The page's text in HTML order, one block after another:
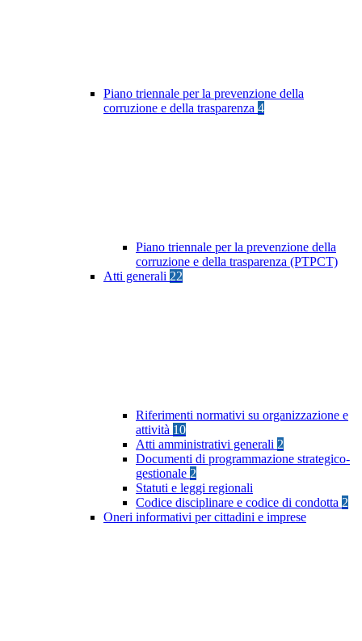
Piano triennale per la prevenzione della
corruzione e della trasparenza 4
Piano triennale per la prevenzione della
corruzione e della trasparenza (PTPCT)
Atti generali 22
Riferimenti normativi su organizzazione e
attività 10
Atti amministrativi generali 2
Documenti di programmazione strategico-
gestionale 2
Statuti e leggi regionali
Codice disciplinare e codice di condotta 2
Oneri informativi per cittadini e imprese